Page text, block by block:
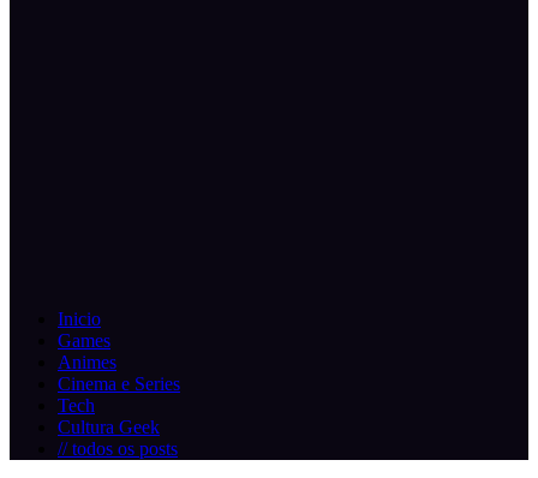
Inicio
Games
Animes
Cinema e Series
Tech
Cultura Geek
// todos os posts